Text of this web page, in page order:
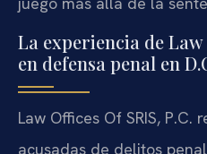
La experiencia de Law
en defensa penal en
Law Offices Of SRIS, P.C.
acusadas de delitos